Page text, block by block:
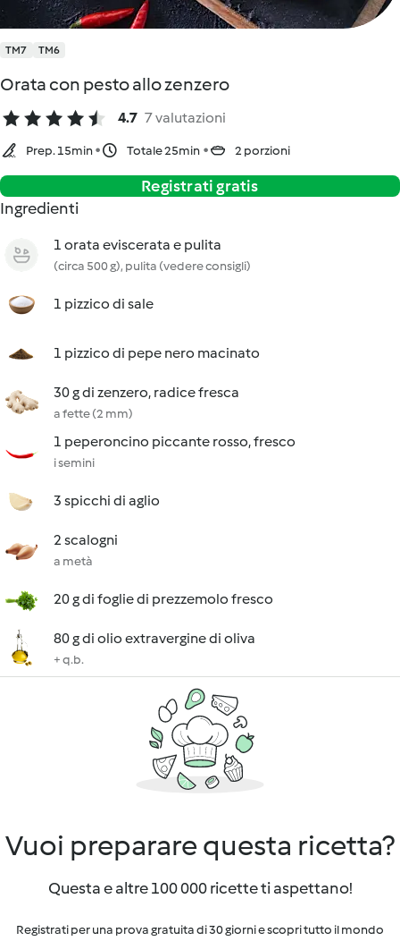
TM7 TM6
Orata con pesto allo zenzero
4.7 7 valutazioni
Prep. 15min Totale 25min 2 porzioni
Registrati gratis
Ingredienti
1 orata eviscerata e pulita
(circa 500 g), pulita (vedere consigli)
1 pizzico di sale
1 pizzico di pepe nero macinato
30 g di zenzero, radice fresca
a fette (2 mm)
1 peperoncino piccante rosso, fresco
i semini
3 spicchi di aglio
2 scalogni
a metà
20 g di foglie di prezzemolo fresco
80 g di olio extravergine di oliva
+ q.b.
Vuoi preparare questa ricetta?
Questa e altre 100 000 ricette ti aspettano!
Registrati per una prova gratuita di 30 giorni e scopri tutto il mondo